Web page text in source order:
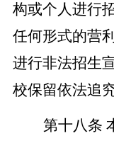
构或个人进行
任何形式的营
进行非法招生
校保留依法追
第十八条